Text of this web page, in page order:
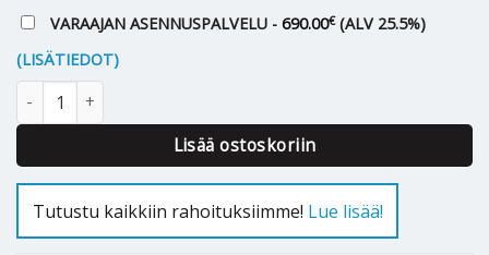
VARAAJAN ASENNUSPALVELU - 690.00€ (ALV 25.5%)
(LISÄTIEDOT)
Lämminvesivaraaja Haato HK 200 määrä
Lisää ostoskoriin
Tutustu kaikkiin rahoituksiimme! Lue lisää!